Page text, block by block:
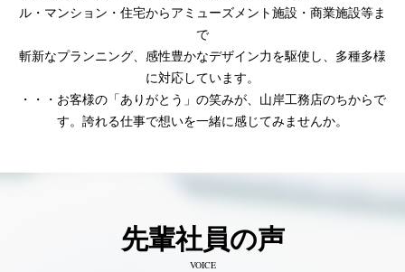
ル・マンション・住宅からアミューズメント施設・商業施設等ま
で
斬新なプランニング、感性豊かなデザイン力を駆使し、多種多様
に対応しています。
・・・お客様の「ありがとう」の笑みが、山岸工務店のちからで
す。誇れる仕事で想いを一緒に感じてみませんか。
先輩社員の声
VOICE